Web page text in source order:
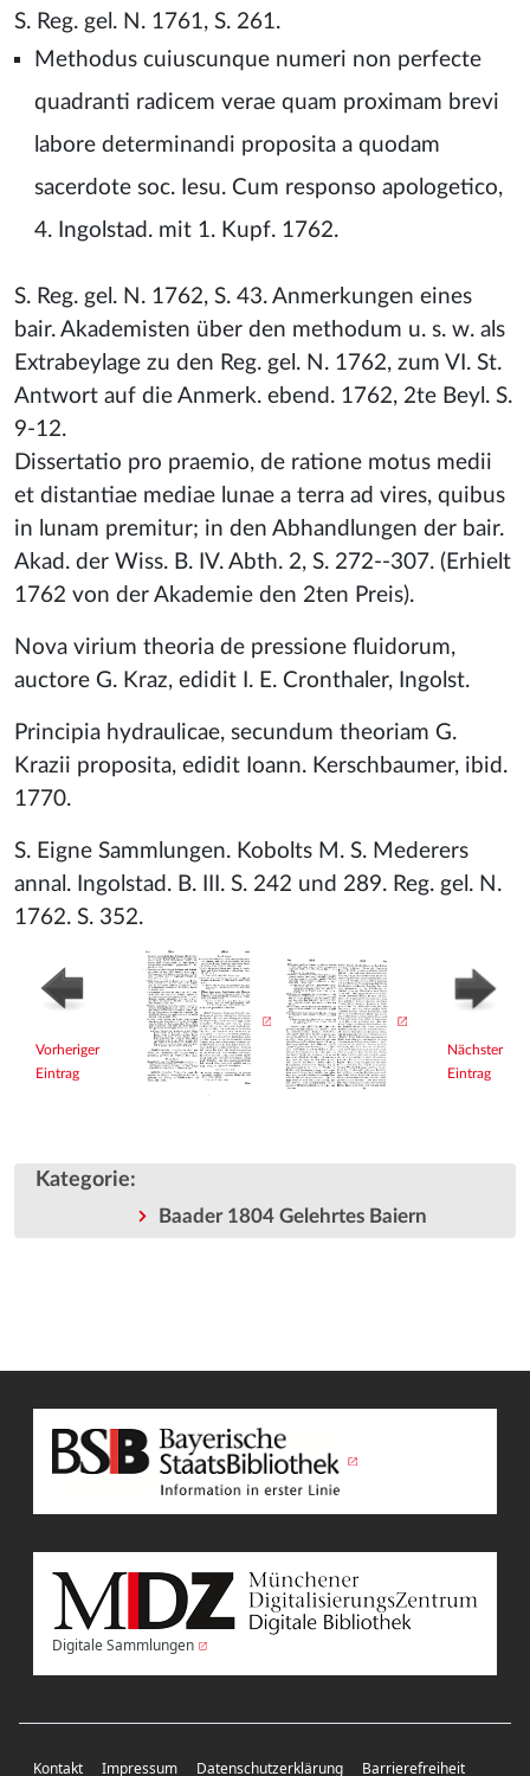
S. Reg. gel. N. 1761, S. 261.
Methodus cuiuscunque numeri non perfecte
quadranti radicem verae quam proximam brevi
labore determinandi proposita a quodam
sacerdote soc. Iesu. Cum responso apologetico,
4. Ingolstad. mit 1. Kupf. 1762.
S. Reg. gel. N. 1762, S. 43. Anmerkungen eines
bair. Akademisten über den methodum u. s. w. als
Extrabeylage zu den Reg. gel. N. 1762, zum VI. St.
Antwort auf die Anmerk. ebend. 1762, 2te Beyl. S.
9-12.
Dissertatio pro praemio, de ratione motus medii
et distantiae mediae lunae a terra ad vires, quibus
in lunam premitur; in den Abhandlungen der bair.
Akad. der Wiss. B. IV. Abth. 2, S. 272--307. (Erhielt
1762 von der Akademie den 2ten Preis).
Nova virium theoria de pressione fluidorum,
auctore G. Kraz, edidit I. E. Cronthaler, Ingolst.
Principia hydraulicae, secundum theoriam G.
Krazii proposita, edidit Ioann. Kerschbaumer, ibid.
1770.
S. Eigne Sammlungen. Kobolts M. S. Mederers
annal. Ingolstad. B. III. S. 242 und 289. Reg. gel. N.
1762. S. 352.
Vorheriger
Eintrag
Nächster
Eintrag
Kategorie:
Baader 1804 Gelehrtes Baiern
Digitale Sammlungen
Kontakt Impressum Datenschutzerklärung Barrierefreiheit